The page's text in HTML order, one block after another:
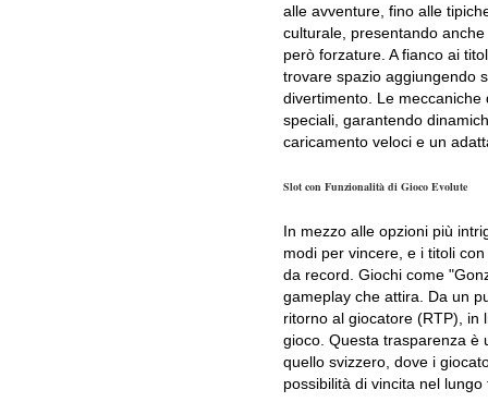
alle avventure, fino alle
culturale, presentando
però forzature. A fianco ai
trovare spazio aggiungendo
divertimento. Le
speciali, garantendo
caricamento veloci e un
Slot con Funzionalità di Gioco Evolute
In mezzo alle opzioni più
modi per vincere, e i titoli
da record. Giochi come
gameplay che attira. Da un
ritorno al giocatore (RTP), in
gioco. Questa trasparenza è
quello svizzero, dove i
possibilità di vincita nel lungo